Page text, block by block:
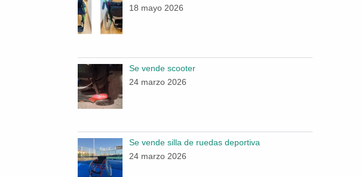
18 mayo 2026
Se vende scooter
24 marzo 2026
Se vende silla de ruedas deportiva
24 marzo 2026